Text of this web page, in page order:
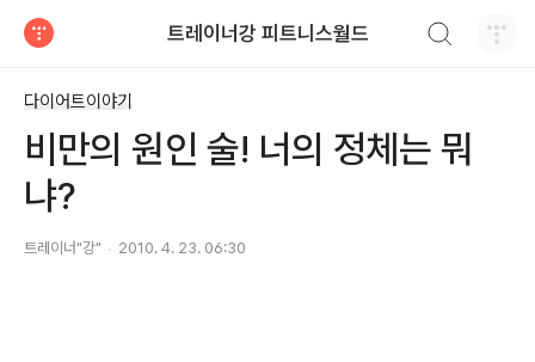
트레이너강 피트니스월드
다이어트이야기
비만의 원인 술! 너의 정체는 뭐
냐?
트레이너"강" 2010. 4. 23. 06:30